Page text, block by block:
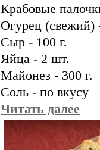
Крабовые
Огурец (свежий)
Сыр - 100 г.
Яйца - 2 шт.
Майонез - 300 г.
Соль - по вкусу
Читать далее